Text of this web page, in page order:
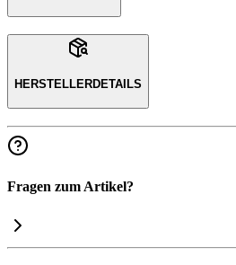
HERSTELLERDETAILS
Fragen zum Artikel?